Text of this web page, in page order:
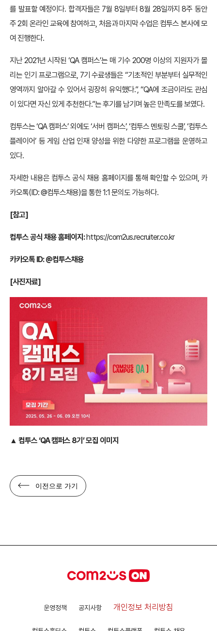
를 발표할 예정이다. 합격자들은 7월 8일부터 8월 28일까지 8주 동안
주 2회 온라인 교육에 참여하고, 처음과 마지막 수업은 컴투스 본사에 모
여 진행한다.
지난 2021년 시작된 ‘QA 캠퍼스’는 매 기수 200명 이상의 지원자가 몰
리는 인기 프로그램으로, 7기 수료생들은 “기초적인 부분부터 실무적인
영역까지 알아갈 수 있어서 굉장히 유익했다.”, “QA에 조금이라도 관심
이 있다면 자신 있게 추천한다.”는 후기를 남기며 높은 만족도를 보였다.
컴투스는 ‘QA 캠퍼스’ 외에도 ‘서버 캠퍼스’, ‘컴투스 멘토링 스쿨’, ‘컴투스
플레이어’ 등 게임 산업 인재 양성을 위한 다양한 프로그램을 운영하고
있다.
자세한 내용은 컴투스 공식 채용 홈페이지를 통해 확인할 수 있으며, 카
카오톡(ID: @컴투스채용)을 통한 1:1 문의도 가능하다.
[참고]
컴투스 공식 채용 홈페이지:https://com2us.recruiter.co.kr
카카오톡 ID: @컴투스채용
[사진자료]
▲ 컴투스 ‘QA 캠퍼스 8기’ 모집 이미지
이전으로 가기
운영정책 공지사항 개인정보 처리방침